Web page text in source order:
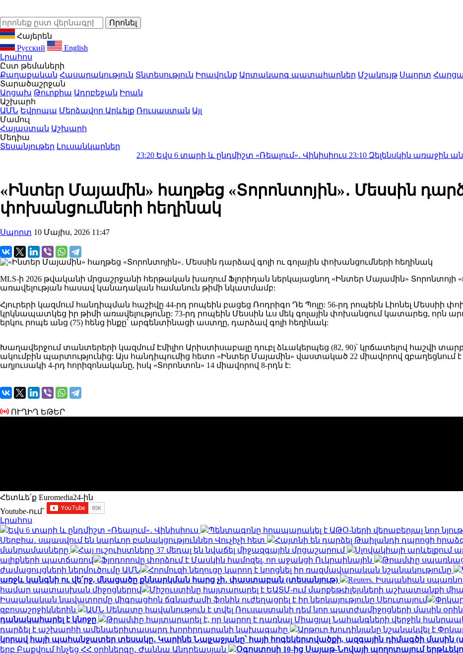
Հայերեն
Русский
English
Լրահոս
Ըստ թեմաների
Քաղաքական Հասարակություն Տնտեսություն Իրավունք Արտակարգ պատահարներ Մշակույթ Սպորտ
Տարածաշրջան
Արցախ Թուրքիա Ադրբեջան Իրան
Աշխարհ
ԱՄՆ Եվրոպա Մերձավոր Արևելք Ռուսաստան Այլ
Մամուլ
Հայաստան Աշխարհ
Մեդիա
Տեսանյութեր Լուսանկարներ
Եվս 6 տարի և ընդմիշտ «Ռեալում»․ Վինիսիուս23:10Զելենսկին առաջին անգամ
«Ինտեր Մայամին» հաղթեց «Տորոնտոյին»․ Մեսսին
փոխանցումների հեղինակ
Սպորտ 10 Մայիս, 2026 11:47
MLS-ի 2026 թվականի մրցաշրջանի հերթական խաղում Ֆլորիդան ներկայացնող «Ինտեր Մայամին» Տորոնտոյի
առավելության հասավ կանադական համանուն թիմի նկատմամբ:
Հյուրերի կազմում հանդիպման հաշիվը 44-րդ րոպեին բացեց Ռոդրիգո Դե Պոլը: 56-րդ րոպեին Լիոնել Մեսսիի
կրկնապատկեց իր թիմի առավելությունը: 73-րդ րոպեին Մեսսին ևս մեկ գոլային փոխանցում կատարեց, որն
երկու րոպե անց (75) հենց ինքը՝ արգենտինացի աստղը, դարձավ գոլի հեղինակ:
Խաղավերջում տանտերերի կազմում Էմիլիո Արիստիսաբալը դուբլ ձևակերպեց (82, 90)՝ կրճատելով հաշվի
ակումբին պարտությունից: Այս հանդիպումից հետո «Ինտեր Մայամին» վաստակած 22 միավորով զբաղեցնում
աղյուսակի 4-րդ հորիզոնականը, իսկ «Տորոնտոն» 14 միավորով 8-րդն է:
ՈՒՂԻՂ ԵԹԵՐ
Հետևե՛ք Euromedia24-ին
Youtube-ում`
Լրահոս
Եվս 6 տարի և ընդմիշտ «Ռեալում»․ Վինիսիուս
Պենտագոնը հրապարակել է ԱԹՕ-ների վերաբերյալ նոր
Սերբիա․ սպասվում են կարևոր բանակցություններ Վուչիչի հետ
Հայտնի են դարձել Թաիլանդի դպրոցի
մանրամասները
Հայ ուշուիստները 37 մեդալ են նվաճել միջազգային մրցաշարում
Սլովակիայի արևելքում
ալիքների պատճառով
Ֆյոդորովը փորձում է Մասկին համոզել, որ աջակցի Ուկրաինային
Թրամփը
ժամացույցների ներմուծումը ԱՄՆ
Հորմուզի նեղուցը կարող է կորցնել իր ռազմավարական նշանակությունը
առջև կանգնի ու վե՛րջ, մնացածը քննարկման հարց չի․ փաստաբան (տեսանյութ)
Reuters. Իսպանիան
համար պատասխան միջոցներով
Միշուստինը հայտարարել է ԵԱՏՄ-ում մարքեթփլեյսների աշխատանքի
Իսպանական նավատորմը միգրացիոն ճգնաժամի ֆոնին ուժեղացրել է իր ներկայությունը Սեուտայում
զբոսաշրջիկներին
ԱՄՆ Սենատը հավանություն է տվել Ռուսաստանի դեմ նոր պատժամիջոցների մասին
դանակահարել է կնոջը
Թրամփը հայտարարել է, որ կարող է դառնալ Միացյալ Նահանգների վերջին
դարձել է աշխարհի ամենաերիտասարդ խորհրդարանի նախագահը
Արթուր Խուդինյանը նշանակվել է
կորավ հայի պահանջատեր տեսակը․ Կարինե Նալչաջյանը՝ հայի հոգեկերտվածքի, ազգային դիմագծի մասին
երբ Բաքվում հնչեց ՀՀ օրհներգը․ Ժաննա Անդրեասյան
Օգոստոսի 10-ից Սայաթ-Նովայի պողոտայում